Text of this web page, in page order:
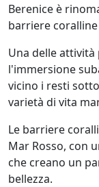
Berenice è
barriere
Una delle
l'immersione
vicino i resti
varietà di vita
Le barriere
Mar Rosso, con
che creano un
bellezza.